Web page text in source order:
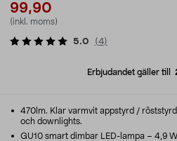
99,90
(inkl. moms)
5.0 (4)
Erbjudandet gäller till
470lm. Klar varmvit appstyrd /
och downlights.
GU10 smart dimbar LED-lampa – 4,9